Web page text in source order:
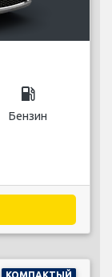
local_gas_station
Бензин
КОМПАКТЫЙ